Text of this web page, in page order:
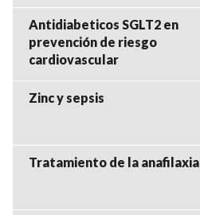
Antidiabeticos SGLT2 en
prevención de riesgo
cardiovascular
Zinc y sepsis
Tratamiento de la anafilaxia